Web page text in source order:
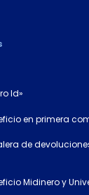
Id»
en primera
de
Midinero y